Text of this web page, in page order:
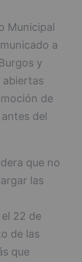
Municipal
a
y
abiertas
de
del
que no
las
22 de
de las
que